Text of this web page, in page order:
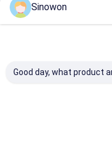
Geadviseerde
Sinowon
Good day, what product